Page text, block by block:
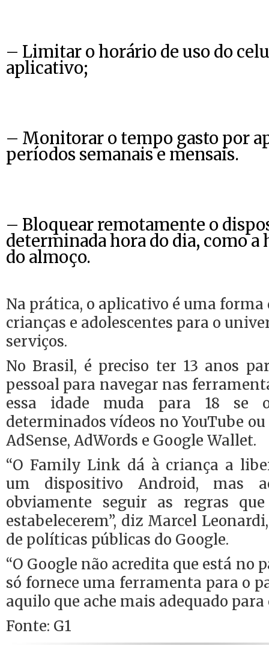
– Limitar o horário de uso do
aplicativo;
– Monitorar o tempo gasto por
períodos semanais e mensais.
– Bloquear remotamente o
determinada hora do dia, como a
do almoço.
Na prática, o aplicativo é uma forma
crianças e adolescentes para o
serviços.
No Brasil, é preciso ter 13 anos
pessoal para navegar nas
essa idade muda para 18
determinados vídeos no YouTube
AdSense, AdWords e Google Wallet.
“O Family Link dá à criança a
um dispositivo Android, mas
obviamente seguir as regras
estabelecerem”, diz Marcel
de políticas públicas do Google.
“O Google não acredita que está no
só fornece uma ferramenta para o
aquilo que ache mais adequado para
Fonte: G1